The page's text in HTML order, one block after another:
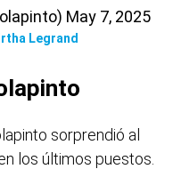
May 7, 2025
Legrand
sorprendió al
los últimos puestos.